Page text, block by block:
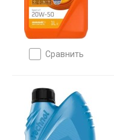
сравнить